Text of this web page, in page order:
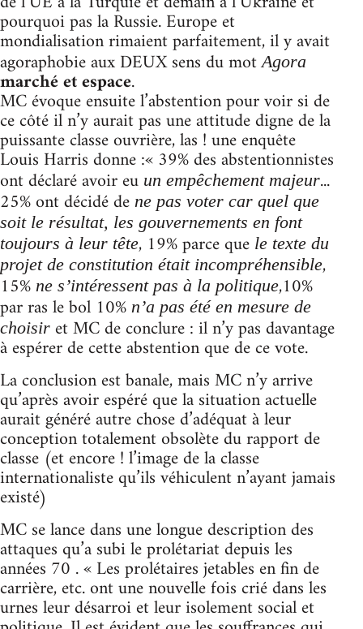
pourquoi pas la Russie. Europe et
mondialisation rimaient parfaitement, il y avait
agoraphobie aux DEUX sens du motAgora
marché et espace.
MC évoque ensuite l’abstention pour voir si de
ce côté il n’y aurait pas une attitude digne de la
puissante classe ouvrière, las ! une enquête
Louis Harris donne :« 39% des abstentionnistes
ont déclaré avoir eu un empêchement majeur...
25% ont décidé de ne pas voter car quel que
soit le résultat, les gouvernements en font
toujours à leur tête, 19% parce que le texte du
projet de constitution était incompréhensible,
15% ne s’intéressent pas à la politique,10%
par ras le bol 10% n’a pas été en mesure de
choisir et MC de conclure : il n’y pas davantage
à espérer de cette abstention que de ce vote.
La conclusion est banale, mais MC n’y arrive
qu’après avoir espéré que la situation actuelle
aurait généré autre chose d’adéquat à leur
conception totalement obsolète du rapport de
classe (et encore ! l’image de la classe
internationaliste qu’ils véhiculent n’ayant jamais
existé)
MC se lance dans une longue description des
attaques qu’a subi le prolétariat depuis les
années 70 . « Les prolétaires jetables en fin de
carrière, etc. ont une nouvelle fois crié dans les
urnes leur désarroi et leur isolement social et